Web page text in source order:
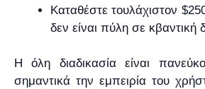
Καταθέστε τουλάχιστον
δεν είναι πύλη σε κβαντική
Η όλη διαδικασία είναι
σημαντικά την εμπειρία του